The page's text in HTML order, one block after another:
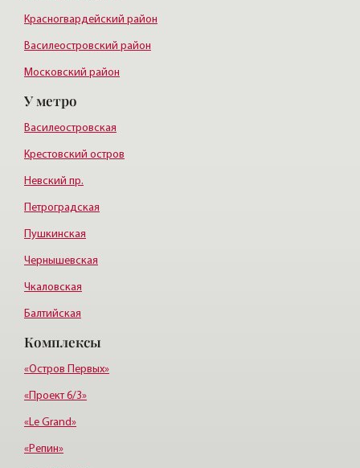
Красногвардейский район
Василеостровский район
Московский район
Курортный район
У метро
Василеостровская
Крестовский остров
Невский пр.
Петроградская
Пушкинская
Чернышевская
Чкаловская
Балтийская
Старая деревня
Удельная
Комплексы
«Остров Первых»
«Проект 6/3»
«Le Grand»
«Репин»